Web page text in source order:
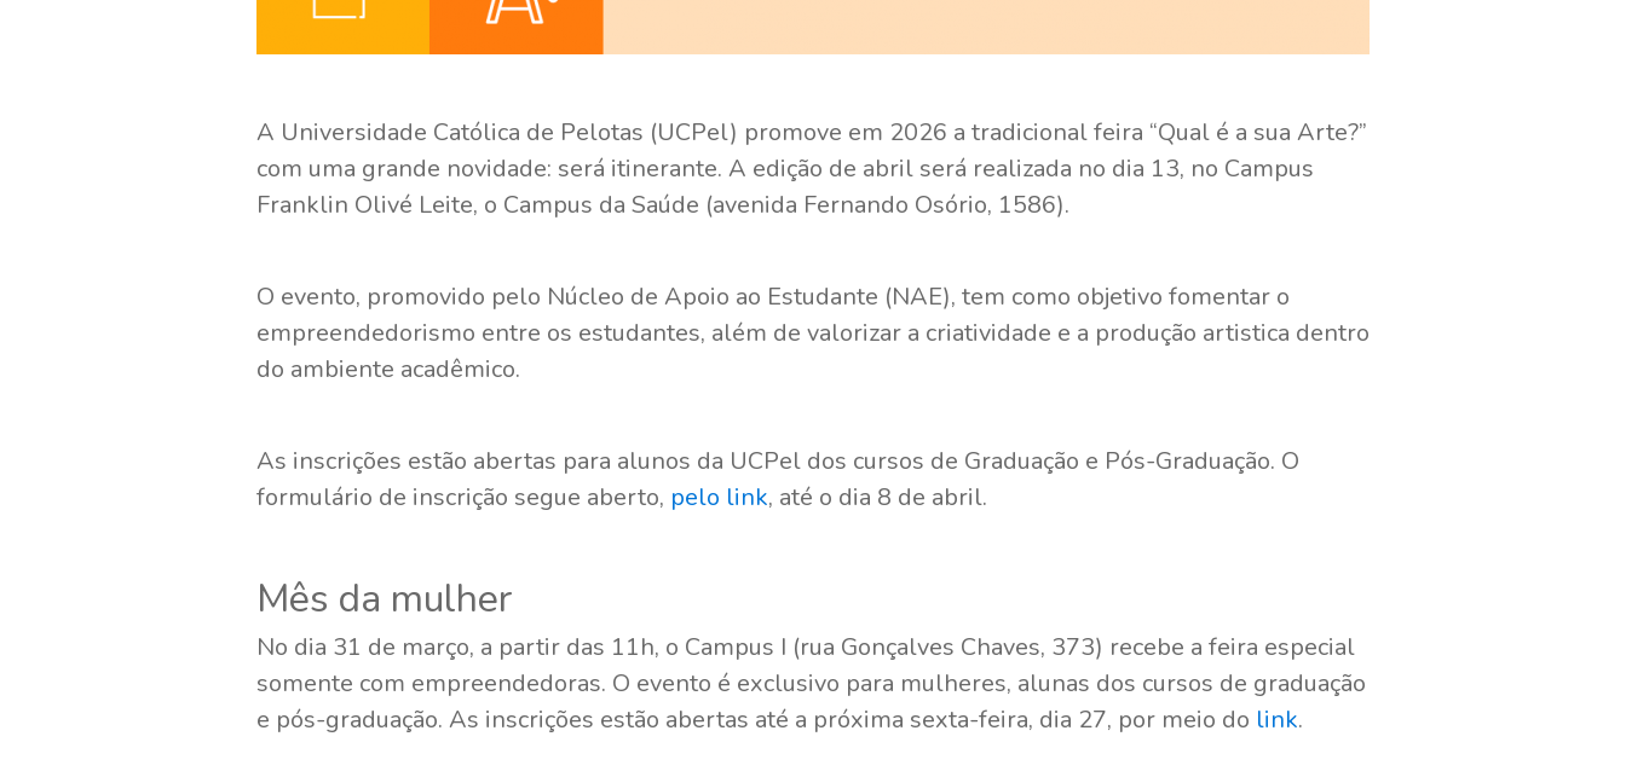
A Universidade Católica de Pelotas (UCPel) promove em 2026 a tradicional feira “Qual é a sua Arte?”
com uma grande novidade: será itinerante. A edição de abril será realizada no dia 13, no Campus
Franklin Olivé Leite, o Campus da Saúde (avenida Fernando Osório, 1586).
O evento, promovido pelo Núcleo de Apoio ao Estudante (NAE), tem como objetivo fomentar o
empreendedorismo entre os estudantes, além de valorizar a criatividade e a produção artistica dentro
do ambiente acadêmico.
As inscrições estão abertas para alunos da UCPel dos cursos de Graduação e Pós-Graduação. O
formulário de inscrição segue aberto, pelo link, até o dia 8 de abril.
Mês da mulher
No dia 31 de março, a partir das 11h, o Campus I (rua Gonçalves Chaves, 373) recebe a feira especial
somente com empreendedoras. O evento é exclusivo para mulheres, alunas dos cursos de graduação
e pós-graduação. As inscrições estão abertas até a próxima sexta-feira, dia 27, por meio do link.